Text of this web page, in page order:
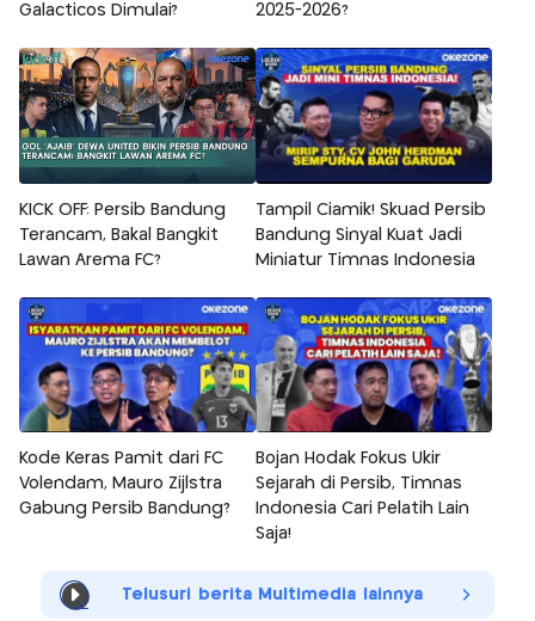
Galacticos Dimulai?
2025-2026?
KICK OFF: Persib Bandung
Terancam, Bakal Bangkit
Lawan Arema FC?
Tampil Ciamik! Skuad Persib
Bandung Sinyal Kuat Jadi
Miniatur Timnas Indonesia
Kode Keras Pamit dari FC
Volendam, Mauro Zijlstra
Gabung Persib Bandung?
Bojan Hodak Fokus Ukir
Sejarah di Persib, Timnas
Indonesia Cari Pelatih Lain
Saja!
Telusuri berita Multimedia lainnya